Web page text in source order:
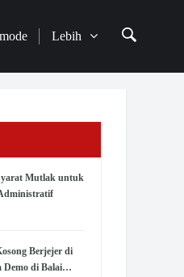
Lebih
Mutlak untuk
Berjejer di
Demo di Balai